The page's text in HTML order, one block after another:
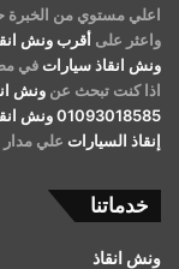
اعلي مستوي من الخبرة
واعثر على أقرب ونش
ونش انقاذ سيارات في
اذا كنت تبحث عن ونش
01093018585ونش
إنقاذ السيارات علي مدار 24 ساعة بدون اكرامية او رسوم اضافية.
خدماتنا
ونش انقاذ